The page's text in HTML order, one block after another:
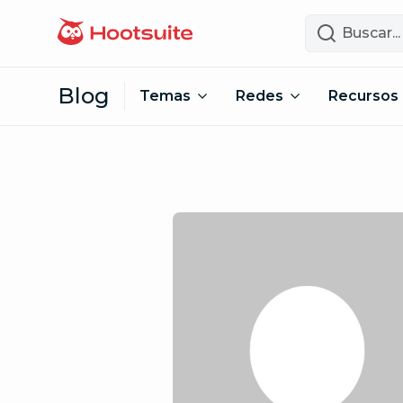
Buscar
Blog Temas Redes Recursos